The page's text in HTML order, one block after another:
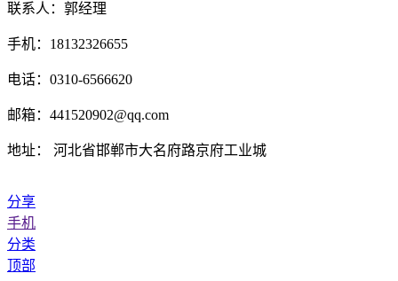
联系人：郭经理
手机：18132326655
电话：0310-6566620
邮箱：441520902@qq.com
地址： 河北省邯郸市大名府路京府工业城
分享
手机
分类
顶部